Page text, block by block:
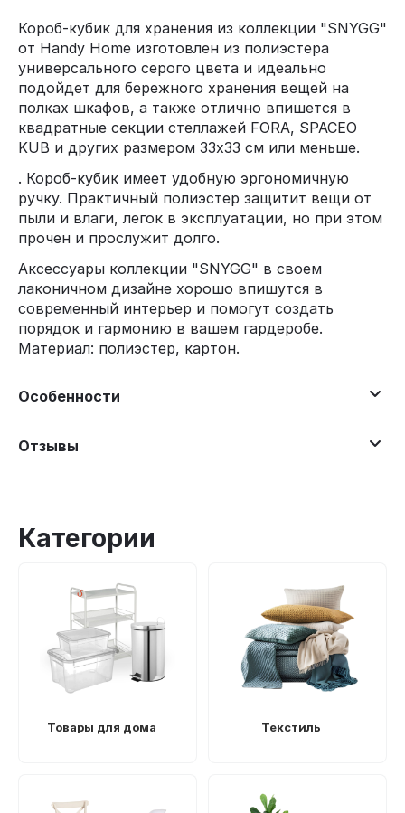
Короб-кубик для хранения из коллекции "SNYGG"
от Handy Home изготовлен из полиэстера
универсального серого цвета и идеально
подойдет для бережного хранения вещей на
полках шкафов, а также отлично впишется в
квадратные секции стеллажей FORA, SPACEO
KUB и других размером 33х33 см или меньше.
. Короб-кубик имеет удобную эргономичную
ручку. Практичный полиэстер защитит вещи от
пыли и влаги, легок в эксплуатации, но при этом
прочен и прослужит долго.
Аксессуары коллекции "SNYGG" в своем
лаконичном дизайне хорошо впишутся в
современный интерьер и помогут создать
порядок и гармонию в вашем гардеробе.
Материал: полиэстер, картон.
Особенности
Отзывы
Категории
Товары для дома Текстиль